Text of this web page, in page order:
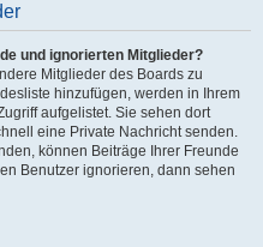
und ignorierten Mitglieder?
Mitglieder des Boards zu
hinzufügen, werden in Ihrem
aufgelistet. Sie sehen dort
eine Private Nachricht senden.
können Beiträge Ihrer Freunde
Benutzer ignorieren, dann sehen